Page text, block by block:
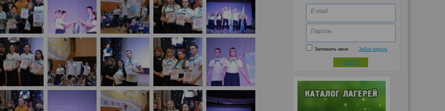
E-mail
Пароль
Запомнить меня Забыл пароль
ВОЙТИ